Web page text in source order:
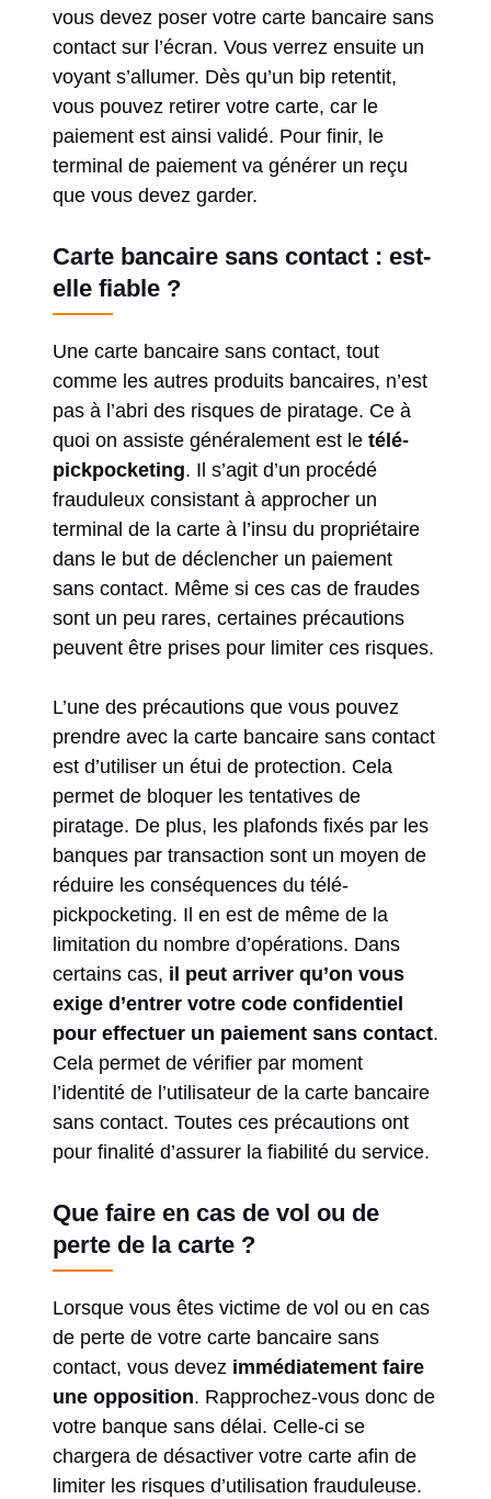
vous devez poser votre carte bancaire sans
contact sur l’écran. Vous verrez ensuite un
voyant s’allumer. Dès qu’un bip retentit,
vous pouvez retirer votre carte, car le
paiement est ainsi validé. Pour finir, le
terminal de paiement va générer un reçu
que vous devez garder.
Carte bancaire sans contact : est-
elle fiable ?
Une carte bancaire sans contact, tout
comme les autres produits bancaires, n’est
pas à l’abri des risques de piratage. Ce à
quoi on assiste généralement est le télé-
pickpocketing. Il s’agit d’un procédé
frauduleux consistant à approcher un
terminal de la carte à l’insu du propriétaire
dans le but de déclencher un paiement
sans contact. Même si ces cas de fraudes
sont un peu rares, certaines précautions
peuvent être prises pour limiter ces risques.
L’une des précautions que vous pouvez
prendre avec la carte bancaire sans contact
est d’utiliser un étui de protection. Cela
permet de bloquer les tentatives de
piratage. De plus, les plafonds fixés par les
banques par transaction sont un moyen de
réduire les conséquences du télé-
pickpocketing. Il en est de même de la
limitation du nombre d’opérations. Dans
certains cas, il peut arriver qu’on vous
exige d’entrer votre code confidentiel
pour effectuer un paiement sans contact.
Cela permet de vérifier par moment
l’identité de l’utilisateur de la carte bancaire
sans contact. Toutes ces précautions ont
pour finalité d’assurer la fiabilité du service.
Que faire en cas de vol ou de
perte de la carte ?
Lorsque vous êtes victime de vol ou en cas
de perte de votre carte bancaire sans
contact, vous devez immédiatement faire
une opposition. Rapprochez-vous donc de
votre banque sans délai. Celle-ci se
chargera de désactiver votre carte afin de
limiter les risques d’utilisation frauduleuse.